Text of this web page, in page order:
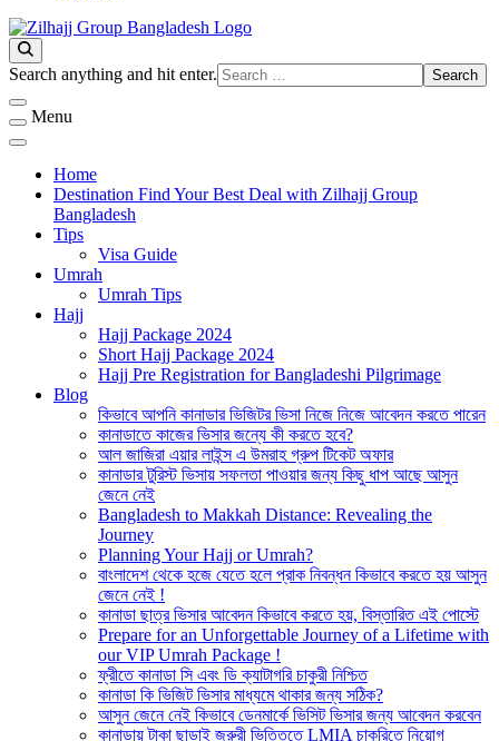
জিলহজ্জ গ্রুপ বাংলাদেশ
Best Hajj Umrah Travel Tour Agent in Bangladesh
Looking
Something?
Search anything and hit enter.
Menu
Home
Destination Find Your Best Deal with Zilhajj Group
Bangladesh
Tips
Visa Guide
Umrah
Umrah Tips
Hajj
Hajj Package 2024
Short Hajj Package 2024
Hajj Pre Registration for Bangladeshi Pilgrimage
Blog
কিভাবে আপনি কানাডার ভিজিটর ভিসা নিজে নিজে আবেদন করতে পারেন
কানাডাতে কাজের ভিসার জন্যে কী করতে হবে?
আল জাজিরা এয়ার লাইন্স এ উমরাহ গ্রুপ টিকেট অফার
কানাডার টুরিস্ট ভিসায় সফলতা পাওয়ার জন্য কিছু ধাপ আছে আসুন
জেনে নেই
Bangladesh to Makkah Distance: Revealing the
Journey
Planning Your Hajj or Umrah?
বাংলাদেশ থেকে হজে যেতে হলে প্রাক নিবন্ধন কিভাবে করতে হয় আসুন
জেনে নেই !
কানাডা ছাত্র ভিসার আবেদন কিভাবে করতে হয়, বিস্তারিত এই পোস্টে
Prepare for an Unforgettable Journey of a Lifetime with
our VIP Umrah Package !
ফ্রীতে কানাডা সি এবং ডি ক্যাটাগরি চাকুরী নিশ্চিত
কানাডা কি ভিজিট ভিসার মাধ্যমে থাকার জন্য সঠিক?
আসুন জেনে নেই কিভাবে ডেনমার্কে ভিসিট ভিসার জন্য আবেদন করবেন
কানাডায় টাকা ছাড়াই জরুরী ভিত্তিতে LMIA চাকরিতে নিয়োগ